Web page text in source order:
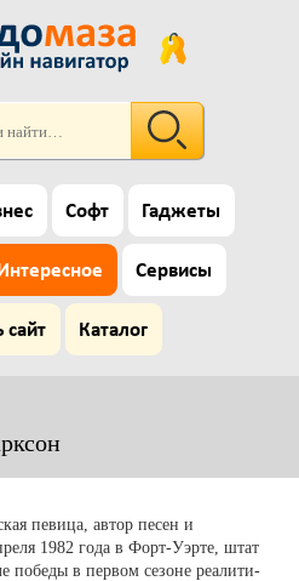
Софт Гаджеты
Интересное Сервисы
сайт Каталог
певица, автор песен и
1982 года в Форт-Уэрте, штат
победы в первом сезоне реалити-